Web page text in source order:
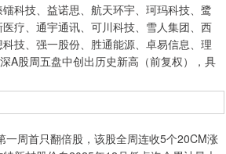
科技、益诺思、航天环宇、珂玛科技、鹭
疗、通宇通讯、可川科技、雪人集团、西
技、强一股份、胜通能源、卓易信息、理
A股周五盘中创出历史新高（前复权），具
周首只翻倍股，该股全周连收5个20CM涨